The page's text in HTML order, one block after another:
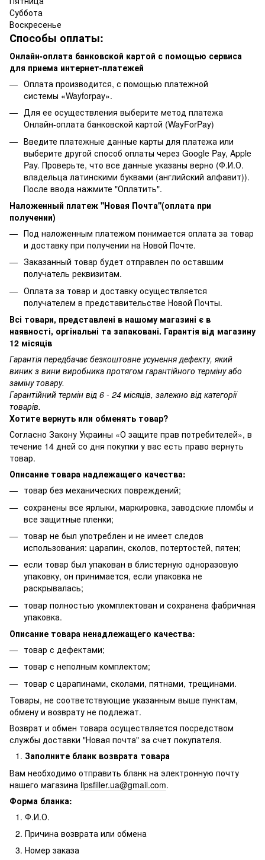
Суббота
Воскресенье
Способы оплаты:
Онлайн-оплата банковской картой с помощью сервиса
для приема интернет-платежей
Оплата производится, с помощью платежной
системы «Wayforpay».
Для ее осуществления выберите метод платежа
Онлайн-оплата банковской картой (WayForPay)
Введите платежные данные карты для платежа или
выберите другой способ оплаты через Google Pay, Apple
Pay. Проверьте, что все данные указаны верно (Ф.И.О.
владельца латинскими буквами (английский алфавит)).
После ввода нажмите "Оплатить".
Наложенный платеж ''Новая Почта''(оплата при
получении)
Под наложенным платежом понимается оплата за товар
и доставку при получении на Новой Почте.
Заказанный товар будет отправлен по оставшим
получатель реквизитам.
Оплата за товар и доставку осуществляется
получателем в представительстве Новой Почты.
Всі товари, представлені в нашому магазині є в
наявності, оргінальні та запаковані. Гарантія від магазину
12 місяців
Гарантія передбачає безкоштовне усунення дефекту, який
виник з вини виробника протягом гарантійного терміну або
заміну товару.
Гарантійний термін від 6 - 24 місяців, залежно від категорії
товарів.
Хотите вернуть или обменять товар?
Согласно Закону Украины «О защите прав потребителей», в
течение 14 дней со дня покупки у вас есть право вернуть
товар.
Описание товара надлежащего качества:
товар без механических повреждений;
сохранены все ярлыки, маркировка, заводские пломбы и
все защитные пленки;
товар не был употреблен и не имеет следов
использования: царапин, сколов, потертостей, пятен;
если товар был упакован в блистерную одноразовую
упаковку, он принимается, если упаковка не
раскрывалась;
товар полностью укомплектован и сохранена фабричная
упаковка.
Описание товара ненадлежащего качества:
товар с дефектами;
товар с неполным комплектом;
товар с царапинами, сколами, пятнами, трещинами.
Товары, не соответствующие указанным выше пунктам,
обмену и возврату не подлежат.
Возврат и обмен товара осуществляется посредством
службы доставки "Новая почта" за счет покупателя.
Заполните бланк возврата товара
Вам необходимо отправить бланк на электронную почту
нашего магазина lipsfiller.ua@gmail.com.
Форма бланка:
Ф.И.О.
Причина возврата или обмена
Номер заказа